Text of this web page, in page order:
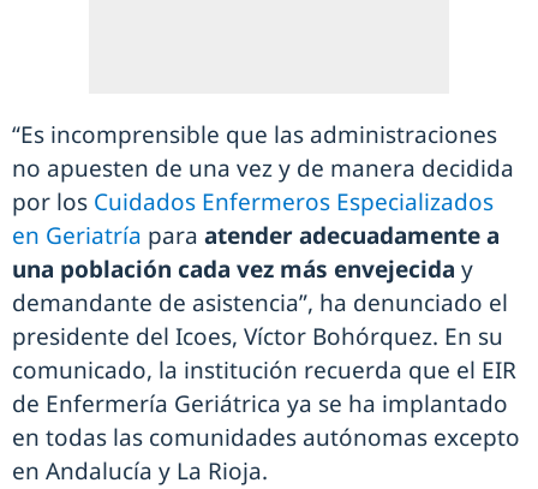
“Es incomprensible que las administraciones
no apuesten de una vez y de manera decidida
por los Cuidados Enfermeros Especializados
en Geriatría para atender adecuadamente a
una población cada vez más envejecida y
demandante de asistencia”, ha denunciado el
presidente del Icoes, Víctor Bohórquez. En su
comunicado, la institución recuerda que el EIR
de Enfermería Geriátrica ya se ha implantado
en todas las comunidades autónomas excepto
en Andalucía y La Rioja.